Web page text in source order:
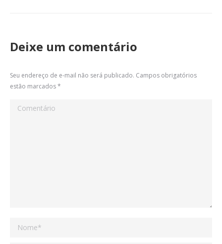
Deixe um comentário
Seu endereço de e-mail não será publicado. Campos obrigatórios
estão marcados*
Comentário
Nome *